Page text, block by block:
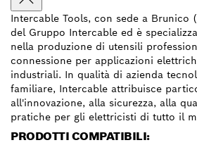
Intercable Tools, con sede a Brunico
del Gruppo Intercable ed è
nella produzione di utensili
connessione per applicazioni
industriali. In qualità di azienda
familiare, Intercable attribuisce
all'innovazione, alla sicurezza, alla
pratiche per gli elettricisti di tutto il
PRODOTTI COMPATIBILI: